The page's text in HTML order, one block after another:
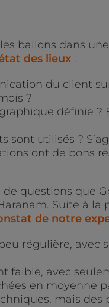
ballons dans
des lieux :
du client
?
définie ?
sont utilisés ?
ont de bons
de questions que
Suite à
de notre
régulière, avec
faible, avec
en moyenne
mais